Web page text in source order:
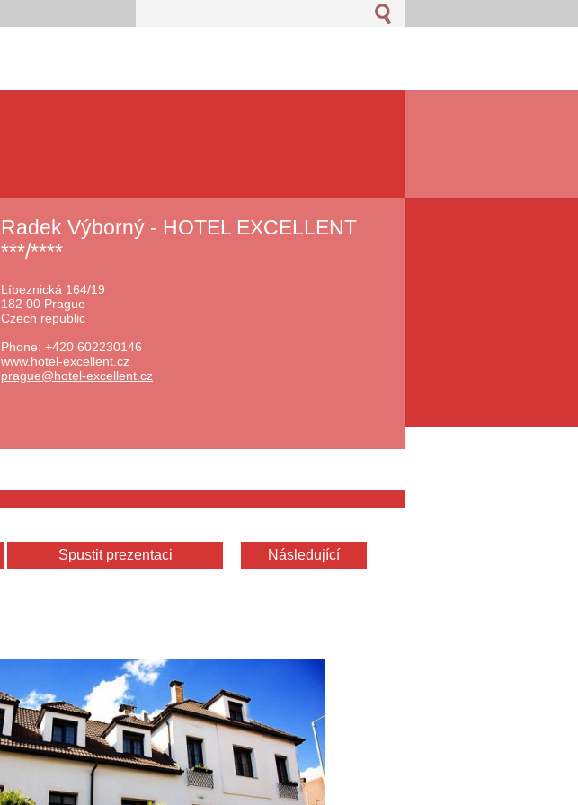
Radek Výborný - HOTEL EXCELLENT
***/****
Líbeznická 164/19
182 00 Prague
Czech republic
Phone: +420 602230146
www.hotel-excellent.cz
prague@hotel-excellent.cz
Spustit prezentaci Následující